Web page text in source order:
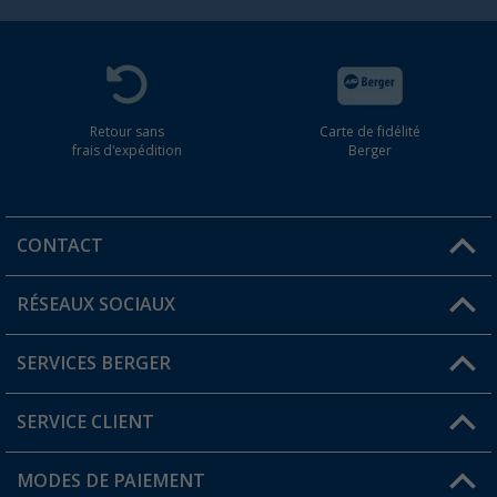
Retour sans
frais d'expédition
Carte de fidélité
Berger
CONTACT
Une question ?
Trouver une magasin
RÉSEAUX SOCIAUX
SERVICES BERGER
Devenir revendeur
Mon compte
SERVICE CLIENT
FAQ et contact
MODES DE PAIEMENT